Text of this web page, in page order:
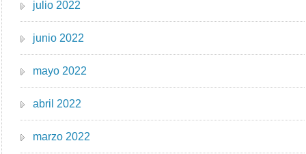
julio 2022
junio 2022
mayo 2022
abril 2022
marzo 2022